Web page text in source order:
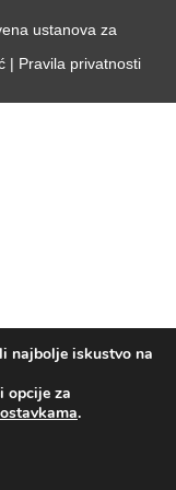
ustanova za
| Pravila privatnosti
najbolje iskustvo na
opcije za
.